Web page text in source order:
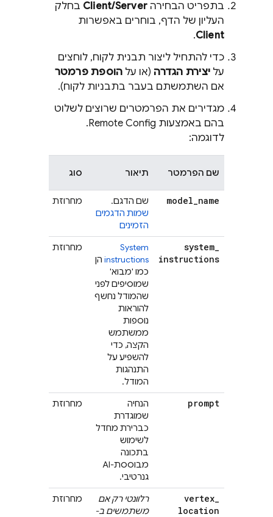
בתפריט הבחירה Client/Server בחלק
העליון של הדף, בוחרים באפשרות
Client
.
כדי להתחיל ליצור תבנית לקוח, לוחצים
על יצירת הגדרה (או על הוספת פרמטר
אם השתמשתם בעבר בתבניות לקוח).
מגדירים את הפרמטרים שרוצים לשלוט
בהם באמצעות Remote Config
.
לדוגמה:
שם הפרמטר תיאור סוג
model_name
שם הדגם.
שמות הדגמים
הזמינים
מחרוזת
system_
instructions
System
instructions הן
כמו 'מבוא'
שמוסיפים לפני
שהמודל נחשף
להוראות
נוספות
ממשתמש
הקצה, כדי
להשפיע על
התנהגות
המודל.
מחרוזת
prompt
הנחיה
שמוגדרת
כברירת מחדל
לשימוש
בתכונה
מבוססת-AI
גנרטיבי.
מחרוזת
vertex_
location
רלוונטי רק אם
משתמשים ב-
מחרוזת